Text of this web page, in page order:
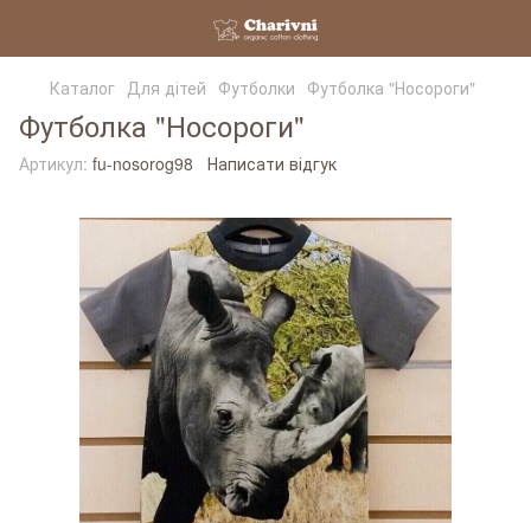
Каталог Для дітей Футболки Футболка "Носороги"
Футболка "Носороги"
Артикул: fu-nosorog98 Написати відгук